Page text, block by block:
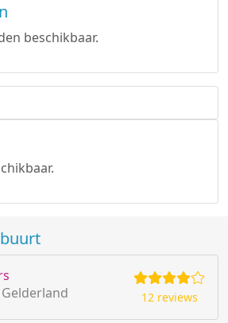
beschikbaar.
12 reviews